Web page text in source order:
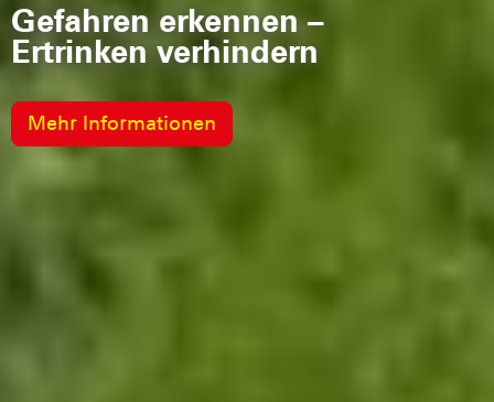
Gefahren erkennen –
Ertrinken verhindern
Mehr Informationen